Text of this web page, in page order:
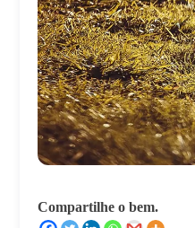
Compartilhe o bem.